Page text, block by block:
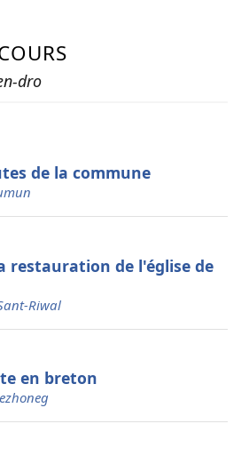
dro
de la commune
restauration de l'église de
Riwal
en breton